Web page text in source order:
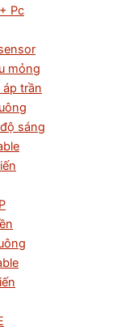
Pc
mỏng
áp trần
sáng